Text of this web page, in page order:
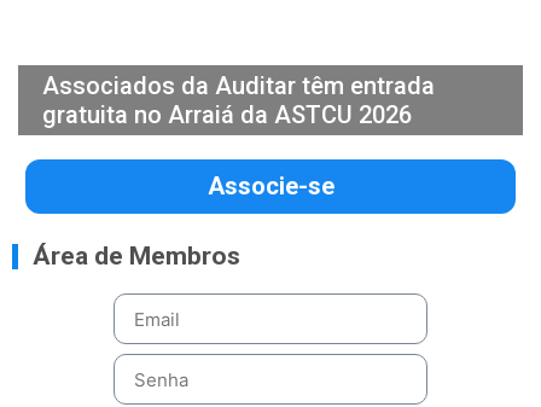
Associados da Auditar têm entrada
gratuita no Arraiá da ASTCU 2026
Associe-se
Área de Membros